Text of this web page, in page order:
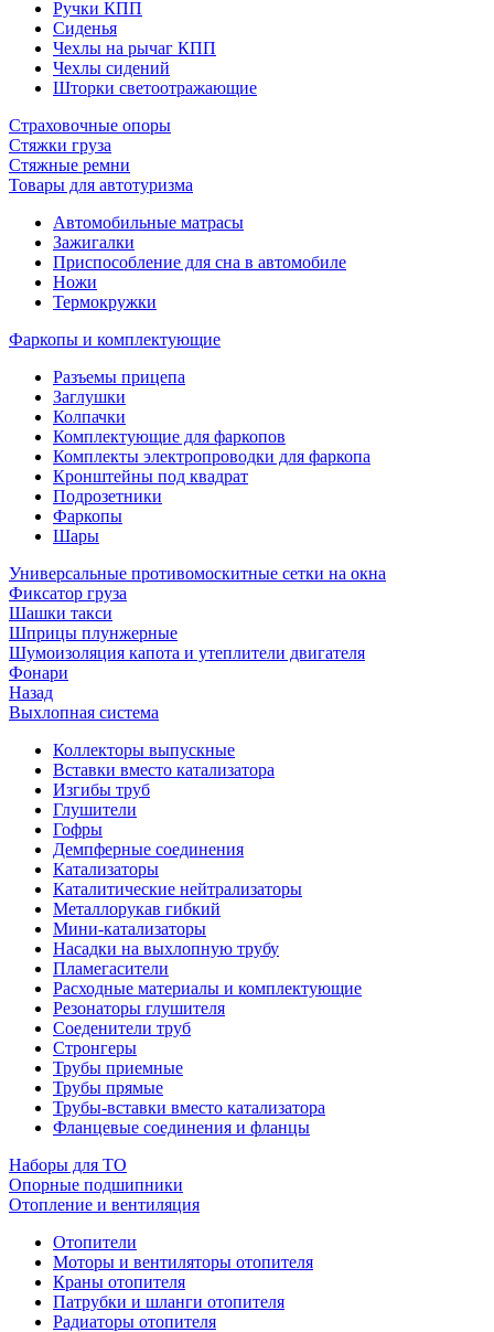
Ручки КПП
Сиденья
Чехлы на рычаг КПП
Чехлы сидений
Шторки светоотражающие
Страховочные опоры
Стяжки груза
Стяжные ремни
Товары для автотуризма
Автомобильные матрасы
Зажигалки
Приспособление для сна в автомобиле
Ножи
Термокружки
Фаркопы и комплектующие
Разъемы прицепа
Заглушки
Колпачки
Комплектующие для фаркопов
Комплекты электропроводки для фаркопа
Кронштейны под квадрат
Подрозетники
Фаркопы
Шары
Универсальные противомоскитные сетки на окна
Фиксатор груза
Шашки такси
Шприцы плунжерные
Шумоизоляция капота и утеплители двигателя
Фонари
Назад
Выхлопная система
Коллекторы выпускные
Вставки вместо катализатора
Изгибы труб
Глушители
Гофры
Демпферные соединения
Катализаторы
Каталитические нейтрализаторы
Металлорукав гибкий
Мини-катализаторы
Насадки на выхлопную трубу
Пламегасители
Расходные материалы и комплектующие
Резонаторы глушителя
Соеденители труб
Стронгеры
Трубы приемные
Трубы прямые
Трубы-вставки вместо катализатора
Фланцевые соединения и фланцы
Наборы для ТО
Опорные подшипники
Отопление и вентиляция
Отопители
Моторы и вентиляторы отопителя
Краны отопителя
Патрубки и шланги отопителя
Радиаторы отопителя